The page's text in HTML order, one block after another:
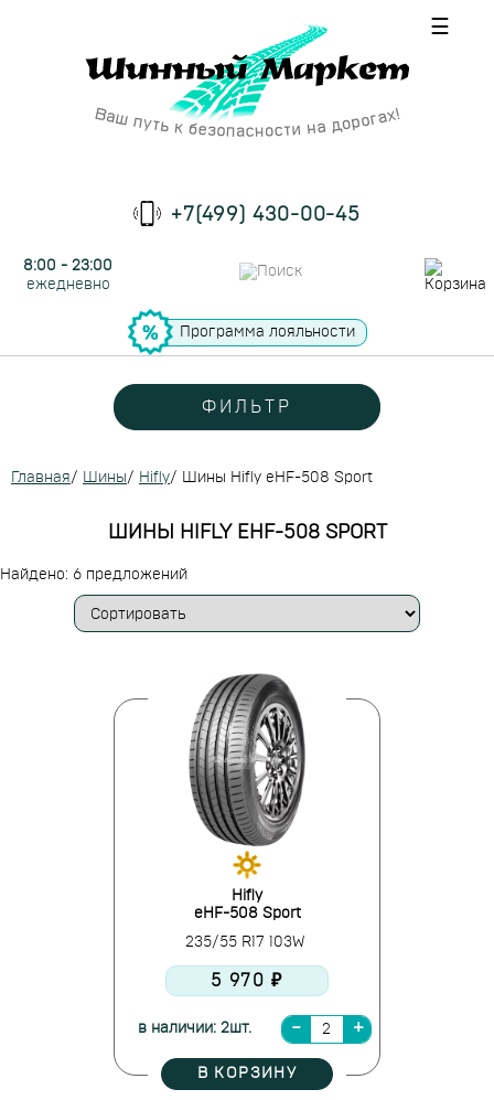
☰
+7(499) 430-00-45
8:00 - 23:00
ежедневно
Программа лояльности
ФИЛЬТР
Главная/ Шины/ Hifly/ Шины Hifly eHF-508 Sport
ШИНЫ HIFLY EHF-508 SPORT
Найдено: 6 предложений
Hifly
eHF-508 Sport
235/55 R17 103W
5 970 ₽
в наличии: 2шт.
В КОРЗИНУ